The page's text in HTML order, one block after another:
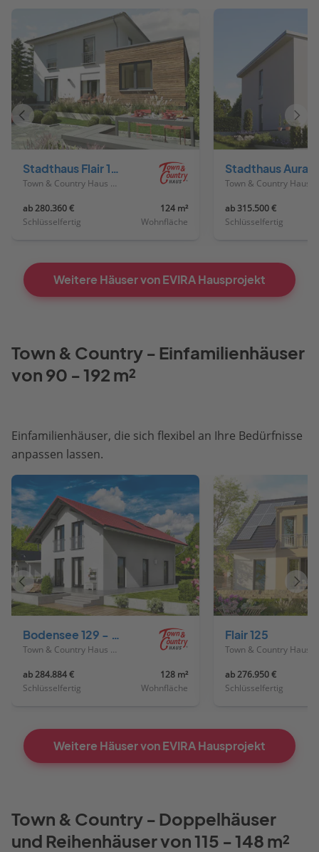
Stadthaus Flair 124 ZD
Town & Country Haus Deutschland
ab 280.360 €
Schlüsselfertig
124 m²
Wohnfläche
ab 315.500 €
Schlüsselfertig
Vorheriges
Haus
Haus
Weitere Häuser von EVIRA Hausprojekt
Town & Country - Einfamilienhäuser
von 90 - 192 m²
Einfamilienhäuser, die sich flexibel an Ihre Bedürfnisse
anpassen lassen.
Bodensee 129 - Süd
Town & Country Haus Deutschland
ab 284.884 €
Schlüsselfertig
128 m²
Wohnfläche
Flair 125
ab 276.950 €
Schlüsselfertig
Vorheriges
Haus
Haus
Weitere Häuser von EVIRA Hausprojekt
Town & Country - Doppelhäuser
und Reihenhäuser von 115 - 148 m²